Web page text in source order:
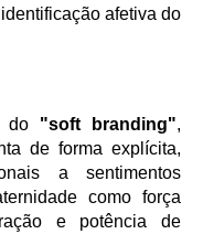
afetiva do
do "soft branding",
de forma explícita,
a sentimentos
como força
e potência de